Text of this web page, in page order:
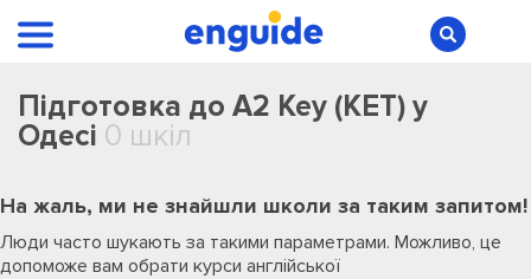
Підготовка до A2 Key (KET) у
Одесі 0 шкіл
На жаль, ми не знайшли школи за таким запитом!
Люди часто шукають за такими параметрами. Можливо, це
допоможе вам обрати курси англійської